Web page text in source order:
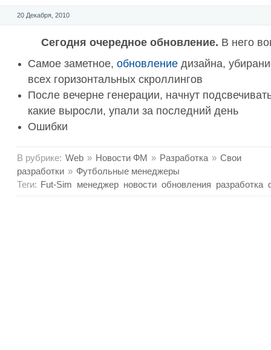
20 Декабря, 2010
Сегодня очередное обновление. В него
Самое заметное,обновление дизайна,
всех горизонтальных скроллингов
После вечерне генерации, начнут
какие выросли, упали за последний день
Ошибки
В рубрике: Web » Новости ФМ » Разработка » Свои
разработки » Футбольные менеджеры
Теги: Fut-Sim менеджер новости обновления разработка